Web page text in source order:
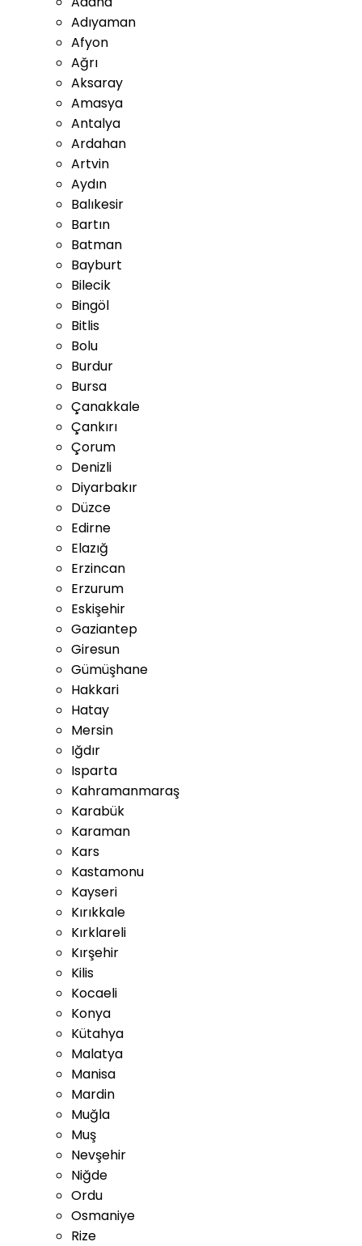
Adıyaman
Afyon
Ağrı
Aksaray
Amasya
Antalya
Ardahan
Artvin
Aydın
Balıkesir
Bartın
Batman
Bayburt
Bilecik
Bingöl
Bitlis
Bolu
Burdur
Bursa
Çanakkale
Çankırı
Çorum
Denizli
Diyarbakır
Düzce
Edirne
Elazığ
Erzincan
Erzurum
Eskişehir
Gaziantep
Giresun
Gümüşhane
Hakkari
Hatay
Mersin
Iğdır
Isparta
Kahramanmaraş
Karabük
Karaman
Kars
Kastamonu
Kayseri
Kırıkkale
Kırklareli
Kırşehir
Kilis
Kocaeli
Konya
Kütahya
Malatya
Manisa
Mardin
Muğla
Muş
Nevşehir
Niğde
Ordu
Osmaniye
Rize